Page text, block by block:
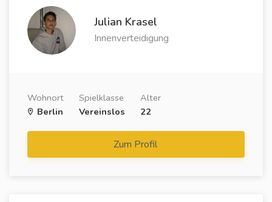
Julian Krasel
Innenverteidigung
Wohnort
Berlin
Spielklasse
Vereinslos
Alter
22
Zum Profil